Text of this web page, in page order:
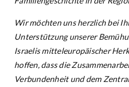
Wir möchten uns herzlich bei
Unterstützung unserer
Israelis mitteleuropäischer
hoffen, dass die
Verbundenheit und dem